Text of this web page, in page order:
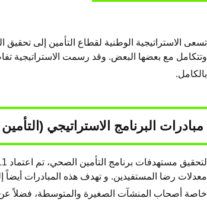
وتتكامل مع بعضها البعض. وقد رسمت الاستراتيجية
بالكامل.
مبادرات البرنامج الاستراتيجي
معدلات رضا المستفيدين. و تهدف هذه المبادرات أيضاً
خاصة أصحاب المنشآت الصغيرة والمتوسطة، فضلاً عن